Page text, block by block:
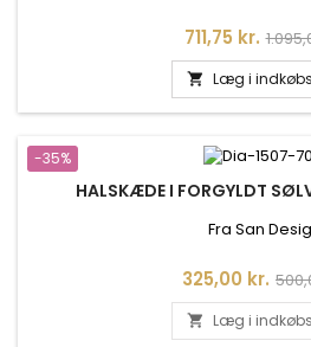
Pris
711,75 kr.
 Læg i
-35%
HALSKÆDE I FORGYLDT
Fra San
Pris
325,00 kr.
 Læg i